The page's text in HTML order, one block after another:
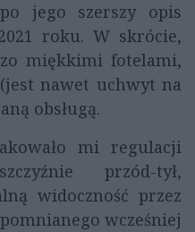
jego szerszy opis
roku. W skrócie,
miękkimi fotelami,
nawet uchwyt na
obsługą.
mi regulacji
przód-tył,
widoczność przez
wcześniej